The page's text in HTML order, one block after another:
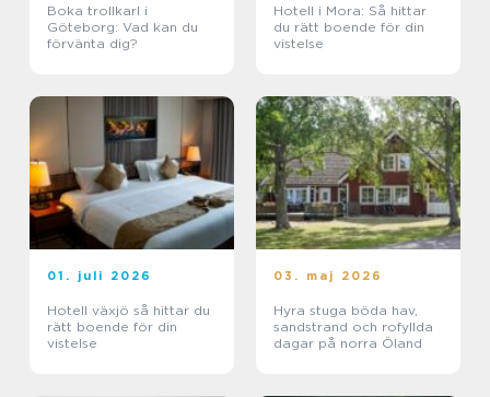
Boka trollkarl i
Göteborg: Vad kan du
förvänta dig?
Hotell i Mora: Så hittar
du rätt boende för din
vistelse
01. juli 2026
Hotell växjö så hittar du
rätt boende för din
vistelse
03. maj 2026
Hyra stuga böda hav,
sandstrand och rofyllda
dagar på norra Öland